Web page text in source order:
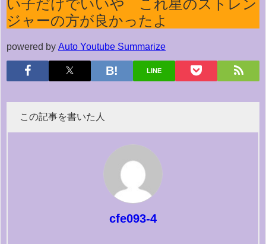
い子だけでいいや これ星のストレン
ジャーの方が良かったよ
powered by Auto Youtube Summarize
LINE
この記事を書いた人
cfe093-4